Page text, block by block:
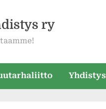
ry
Yhdistys